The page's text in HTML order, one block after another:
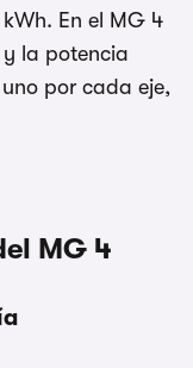
En el MG 4
y la potencia
por cada eje,
MG 4